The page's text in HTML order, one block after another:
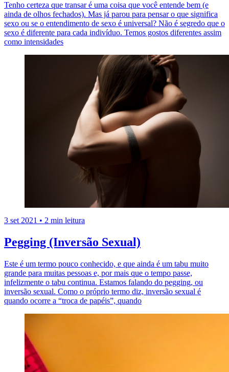
Tenho certeza que transar é uma coisa que você entende bem (e
ainda de olhos fechados). Mas já parou para pensar o que significa
sexo ou se o entendimento de sexo é universal? Não é segredo que o
sexo é diferente para cada indivíduo. Temos gostos diferentes assim
como intensidades
3 set 2021 • 2 min leitura
Pegging (Inversão Sexual)
Este é um termo pouco conhecido, e que ainda é um tabu muito
grande para muitas pessoas e, por mais que o tempo passe,
infelizmente o tabu continua. Estamos falando do pegging, ou
inversão sexual. Como o próprio termo diz, inversão sexual é
quando ocorre a “troca de papéis”, quando